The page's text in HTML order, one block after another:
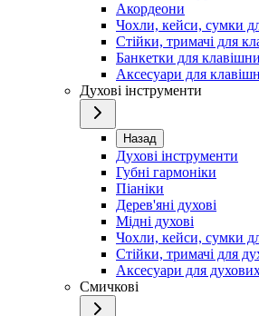
Акордеони
Чохли, кейси, сумки
Стійки, тримачі для
Банкетки для
Аксесуари для
Духові інструменти
Назад
Духові інструменти
Губні гармоніки
Піаніки
Дерев'яні духові
Мідні духові
Чохли, кейси, сумки
Стійки, тримачі для
Аксесуари для
Смичкові